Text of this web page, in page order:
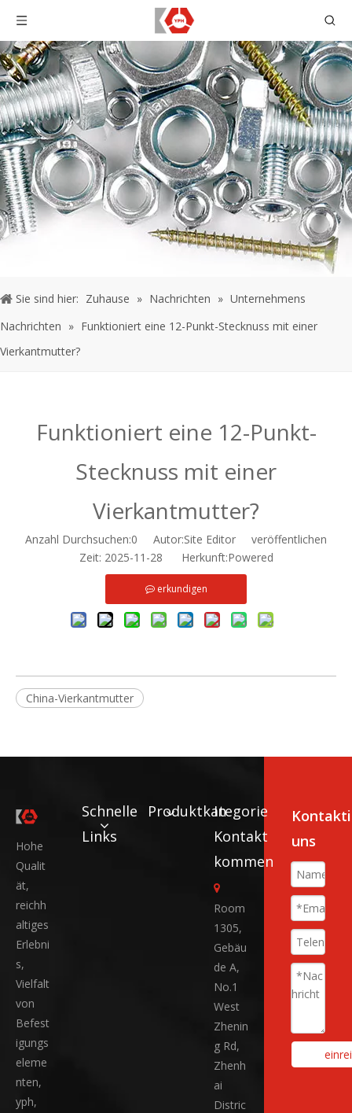
Sie sind hier: Zuhause » Nachrichten » Unternehmens
Nachrichten » Funktioniert eine 12-Punkt-Stecknuss mit einer
Vierkantmutter?
Funktioniert eine 12-Punkt-
Stecknuss mit einer
Vierkantmutter?
Anzahl Durchsuchen:0 Autor:Site Editor veröffentlichen
Zeit: 2025-11-28 Herkunft:Powered
erkundigen
China-Vierkantmutter
Hohe
Qualit
ät,
reichh
altiges
Erlebni
s,
Vielfalt
von
Befest
igungs
eleme
nten,
yph,
Schnelle
Links
Produktkategorie
In
Kontakt
kommen

Room
1305,
Gebäu
de A,
No.1
West
Zhenin
g Rd,
Zhenh
ai
Distric
uns